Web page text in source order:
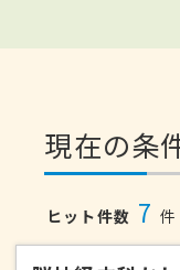
現在の条
ヒット件数 7 件